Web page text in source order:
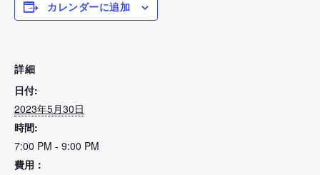
カレンダーに追加
詳細
日付:
2023年5月30日
時間:
7:00 PM - 9:00 PM
費用：